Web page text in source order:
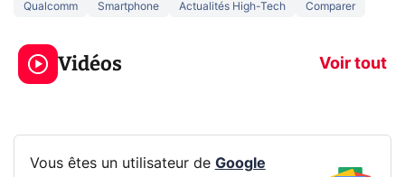
Qualcomm Smartphone Actualités High-Tech Comparer
Vidéos Voir tout
3 écrans en 1 pour
319€ ? Voici L'AOC
CQ32G4ZA !
5
prochaine
Vous êtes un utilisateur de Google